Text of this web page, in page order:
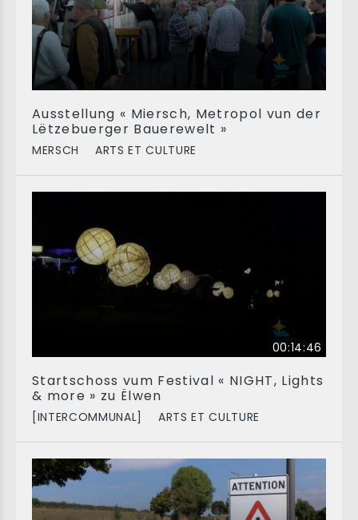
Ausstellung « Miersch, Metropol vun der
Lëtzebuerger Bauerewelt »
MERSCH ARTS ET CULTURE
00:14:46
Startschoss vum Festival « NIGHT, Lights
& more » zu Ëlwen
[INTERCOMMUNAL] ARTS ET CULTURE